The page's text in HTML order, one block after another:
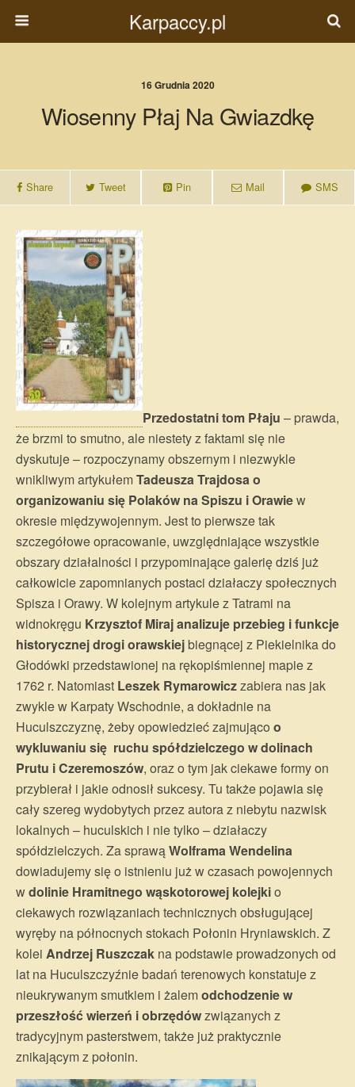
Karpaccy.pl
16 Grudnia 2020
Wiosenny Płaj Na Gwiazdkę
Share Tweet Pin Mail SMS
Przedostatni tom Płaju – prawda,
że brzmi to smutno, ale niestety z faktami się nie
dyskutuje – rozpoczynamy obszernym i niezwykle
wnikliwym artykułemTadeusza Trajdosa o
organizowaniu się Polaków na Spiszu i Orawiew
okresie międzywojennym. Jest to pierwsze tak
szczegółowe opracowanie, uwzględniające wszystkie
obszary działalności i przypominające galerię dziś już
całkowicie zapomnianych postaci działaczy społecznych
Spisza i Orawy. W kolejnym artykule z Tatrami na
widnokręgu Krzysztof Miraj analizuje przebieg i funkcje
historycznej drogi orawskiejbiegnącej z Piekielnika do
Głodówki przedstawionej na rękopiśmiennej mapie z
1762 r. Natomiast Leszek Rymarowiczzabiera nas jak
zwykle w Karpaty Wschodnie, a dokładnie na
Huculszczyznę, żeby opowiedzieć zajmująco o
wykluwaniu się ruchu spółdzielczego w dolinach
Prutu i Czeremoszów, oraz o tym jak ciekawe formy on
przybierał i jakie odnosił sukcesy. Tu także pojawia się
cały szereg wydobytych przez autora z niebytu nazwisk
lokalnych – huculskich i nie tylko – działaczy
spółdzielczych. Za sprawąWolframa Wendelina
dowiadujemy się o istnieniu już w czasach powojennych
wdolinie Hramitnego wąskotorowej kolejkio
ciekawych rozwiązaniach technicznych obsługującej
wyręby na północnych stokach Połonin Hryniawskich. Z
kolei Andrzej Ruszczak na podstawie prowadzonych od
lat na Huculszczyźnie badań terenowych konstatuje z
nieukrywanym smutkiem i żalemodchodzenie w
przeszłość wierzeń i obrzędówzwiązanych z
tradycyjnym pasterstwem, także już praktycznie
znikającym z połonin.